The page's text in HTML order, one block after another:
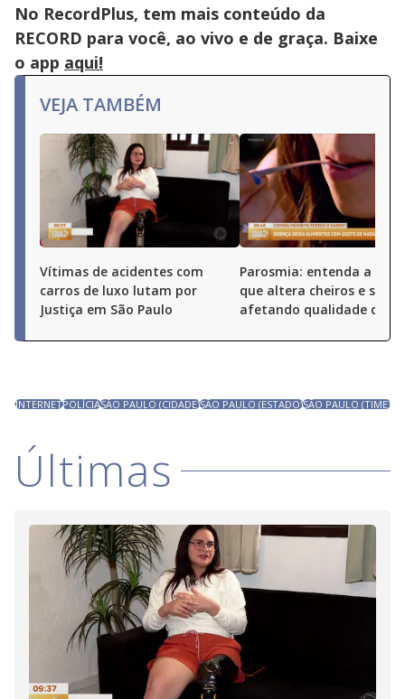
No RecordPlus, tem mais conteúdo da
RECORD para você, ao vivo e de graça. Baixe
o app aqui!
VEJA TAMBÉM
Vítimas de acidentes com
carros de luxo lutam por
Justiça em São Paulo
Parosmia: entenda a
que altera cheiros e
afetando qualidade de
INTERNETPOLÍCIASÃO PAULO (CIDADE)SÃO PAULO (ESTADO)SÃO PAULO (TIME)
Últimas